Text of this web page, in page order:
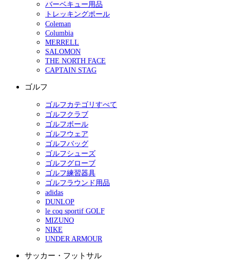
バーベキュー用品
トレッキングポール
Coleman
Columbia
MERRELL
SALOMON
THE NORTH FACE
CAPTAIN STAG
ゴルフ
ゴルフカテゴリすべて
ゴルフクラブ
ゴルフボール
ゴルフウェア
ゴルフバッグ
ゴルフシューズ
ゴルフグローブ
ゴルフ練習器具
ゴルフラウンド用品
adidas
DUNLOP
le coq sportif GOLF
MIZUNO
NIKE
UNDER ARMOUR
サッカー・フットサル